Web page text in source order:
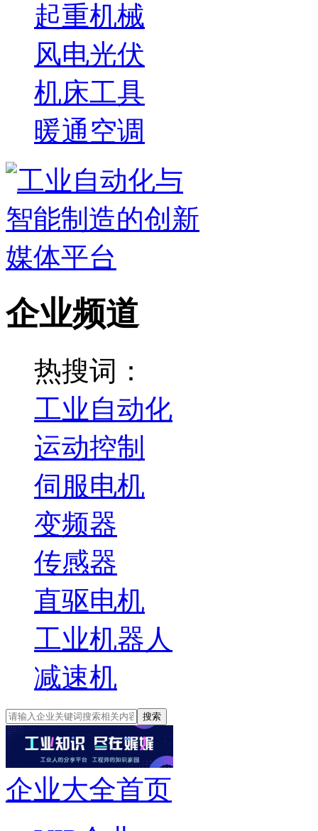
起重机械
风电光伏
机床工具
暖通空调
企业频道
热搜词：
工业自动化
运动控制
伺服电机
变频器
传感器
直驱电机
工业机器人
减速机
搜索
企业大全首页